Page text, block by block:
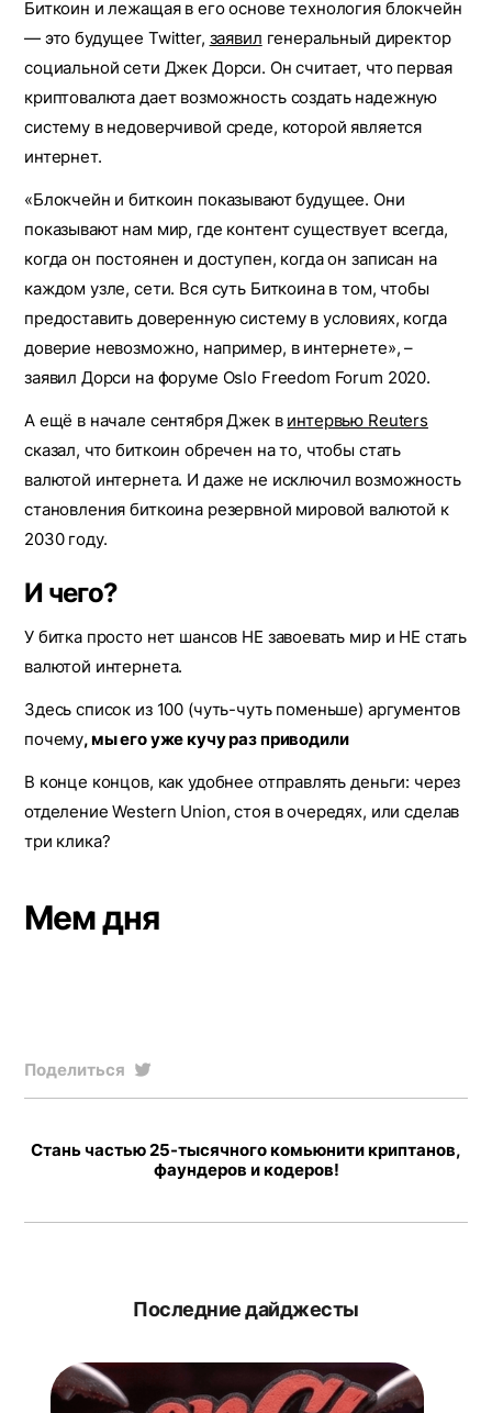
Биткоин и лежащая в его основе технология блокчейн
— это будущее Twitter, заявил генеральный директор
социальной сети Джек Дорси. Он считает, что первая
криптовалюта дает возможность создать надежную
систему в недоверчивой среде, которой является
интернет.
«Блокчейн и биткоин показывают будущее. Они
показывают нам мир, где контент существует всегда,
когда он постоянен и доступен, когда он записан на
каждом узле, сети. Вся суть Биткоина в том, чтобы
предоставить доверенную систему в условиях, когда
доверие невозможно, например, в интернете», –
заявил Дорси на форуме Oslo Freedom Forum 2020.
А ещё в начале сентября Джек в интервью Reuters
сказал, что биткоин обречен на то, чтобы стать
валютой интернета. И даже не исключил возможность
становления биткоина резервной мировой валютой к
2030 году.
И чего?
У битка просто нет шансов НЕ завоевать мир и НЕ стать
валютой интернета.
Здесь список из 100 (чуть-чуть поменьше) аргументов
почему, мы его уже кучу раз приводили
В конце концов, как удобнее отправлять деньги: через
отделение Western Union, стоя в очередях, или сделав
три клика?
Мем дня
Поделиться
Стань частью 25-тысячного комьюнити криптанов,
фаундеров и кодеров!
Последние дайджесты